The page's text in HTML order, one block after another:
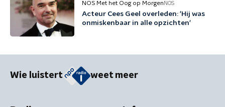
NOS Met het Oog op Morgen NOS
Acteur Cees Geel overleden: 'Hij was
onmiskenbaar in alle opzichten'
Wie luistert weet meer